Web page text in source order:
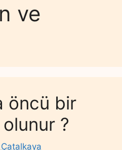
ve
öncü bir
?